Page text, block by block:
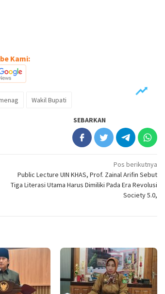
Kami:
Wakil Bupati
SEBARKAN
Pos berikutnya
Public Lecture UIN KHAS, Prof. Zainal Arifin Sebut
Tiga Literasi Utama Harus Dimiliki Pada Era Revolusi
Society 5.0,